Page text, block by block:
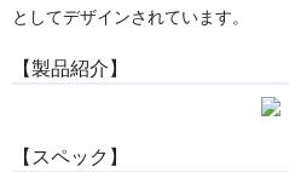
としてデザインされています。
【製品紹介】
【スペック】